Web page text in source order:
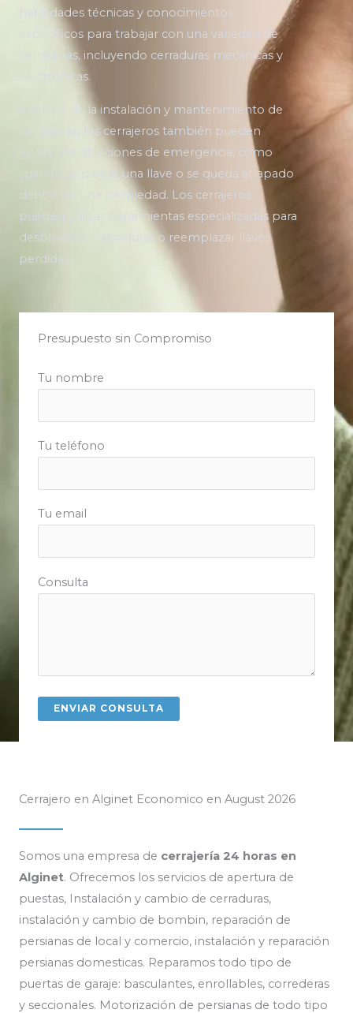
habilidades técnicas y conocimientos
específicos para trabajar con una variedad de
cerraduras, incluyendo cerraduras mecánicas y
electrónicas.
Además de la instalación y mantenimiento de
cerraduras, los cerrajeros también pueden
ayudar en situaciones de emergencia, como
cuando se pierde una llave o se queda atrapado
dentro de una propiedad. Los cerrajeros
pueden utilizar herramientas especializadas para
desbloquear cerraduras o reemplazar llaves
perdidas.
Presupuesto sin Compromiso
Tu nombre
Tu teléfono
Tu email
Consulta
Cerrajero en Alginet Economico en August 2026
Somos una empresa de cerrajería 24 horas en
Alginet. Ofrecemos los servicios de apertura de
puestas, Instalación y cambio de cerraduras,
instalación y cambio de bombin, reparación de
persianas de local y comercio, instalación y reparación
persianas domesticas. Reparamos todo tipo de
puertas de garaje: basculantes, enrollables, correderas
y seccionales. Motorización de persianas de todo tipo